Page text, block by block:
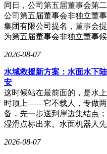
行业供需关系改善为复苏奠
出清，部分材料品类出现结
升，天赐材料第四季度净利
2025年下半年筑底反弹，从
大幅缓解全产业链成本压力
尽管整体向好，行业仍存在
（SZ:002240）全年净亏损
格持续下跌影响。不过该公
元，显示行业底部特征明显
过价格机制完成优胜劣汰，
同日，公司第五届董事会第
公司第五届董事会非独立董
集团有限公司提名，董事会
为第五届董事会非独立董事
2026-08-07
水域救援新方案：水面水下
安
这时候站在最前面的，是水
时顶上——它不载人，专做
备，先一步送到岸边集结点
湿滑点标出来。水面机器人
2026-08-07